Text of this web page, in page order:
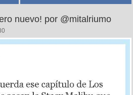
nuevo! por @mitalriumo